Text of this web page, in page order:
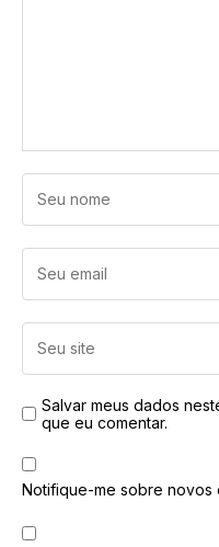
Salvar meus dados
que eu comentar.
Notifique-me sobre novos